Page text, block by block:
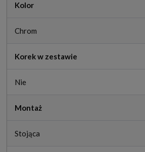
Kolor
Chrom
Korek w zestawie
Nie
Montaż
Stojąca